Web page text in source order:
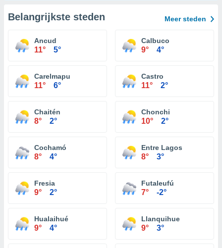
Belangrijkste steden Meer steden
Ancud
11° 5°
Calbuco
9° 4°
Carelmapu
11° 6°
Castro
11° 2°
Chaitén
8° 2°
Chonchi
10° 2°
Cochamó
8° 4°
Entre Lagos
8° 3°
Fresia
9° 2°
Futaleufú
7° -2°
Hualaihué
9° 4°
Llanquihue
9° 3°